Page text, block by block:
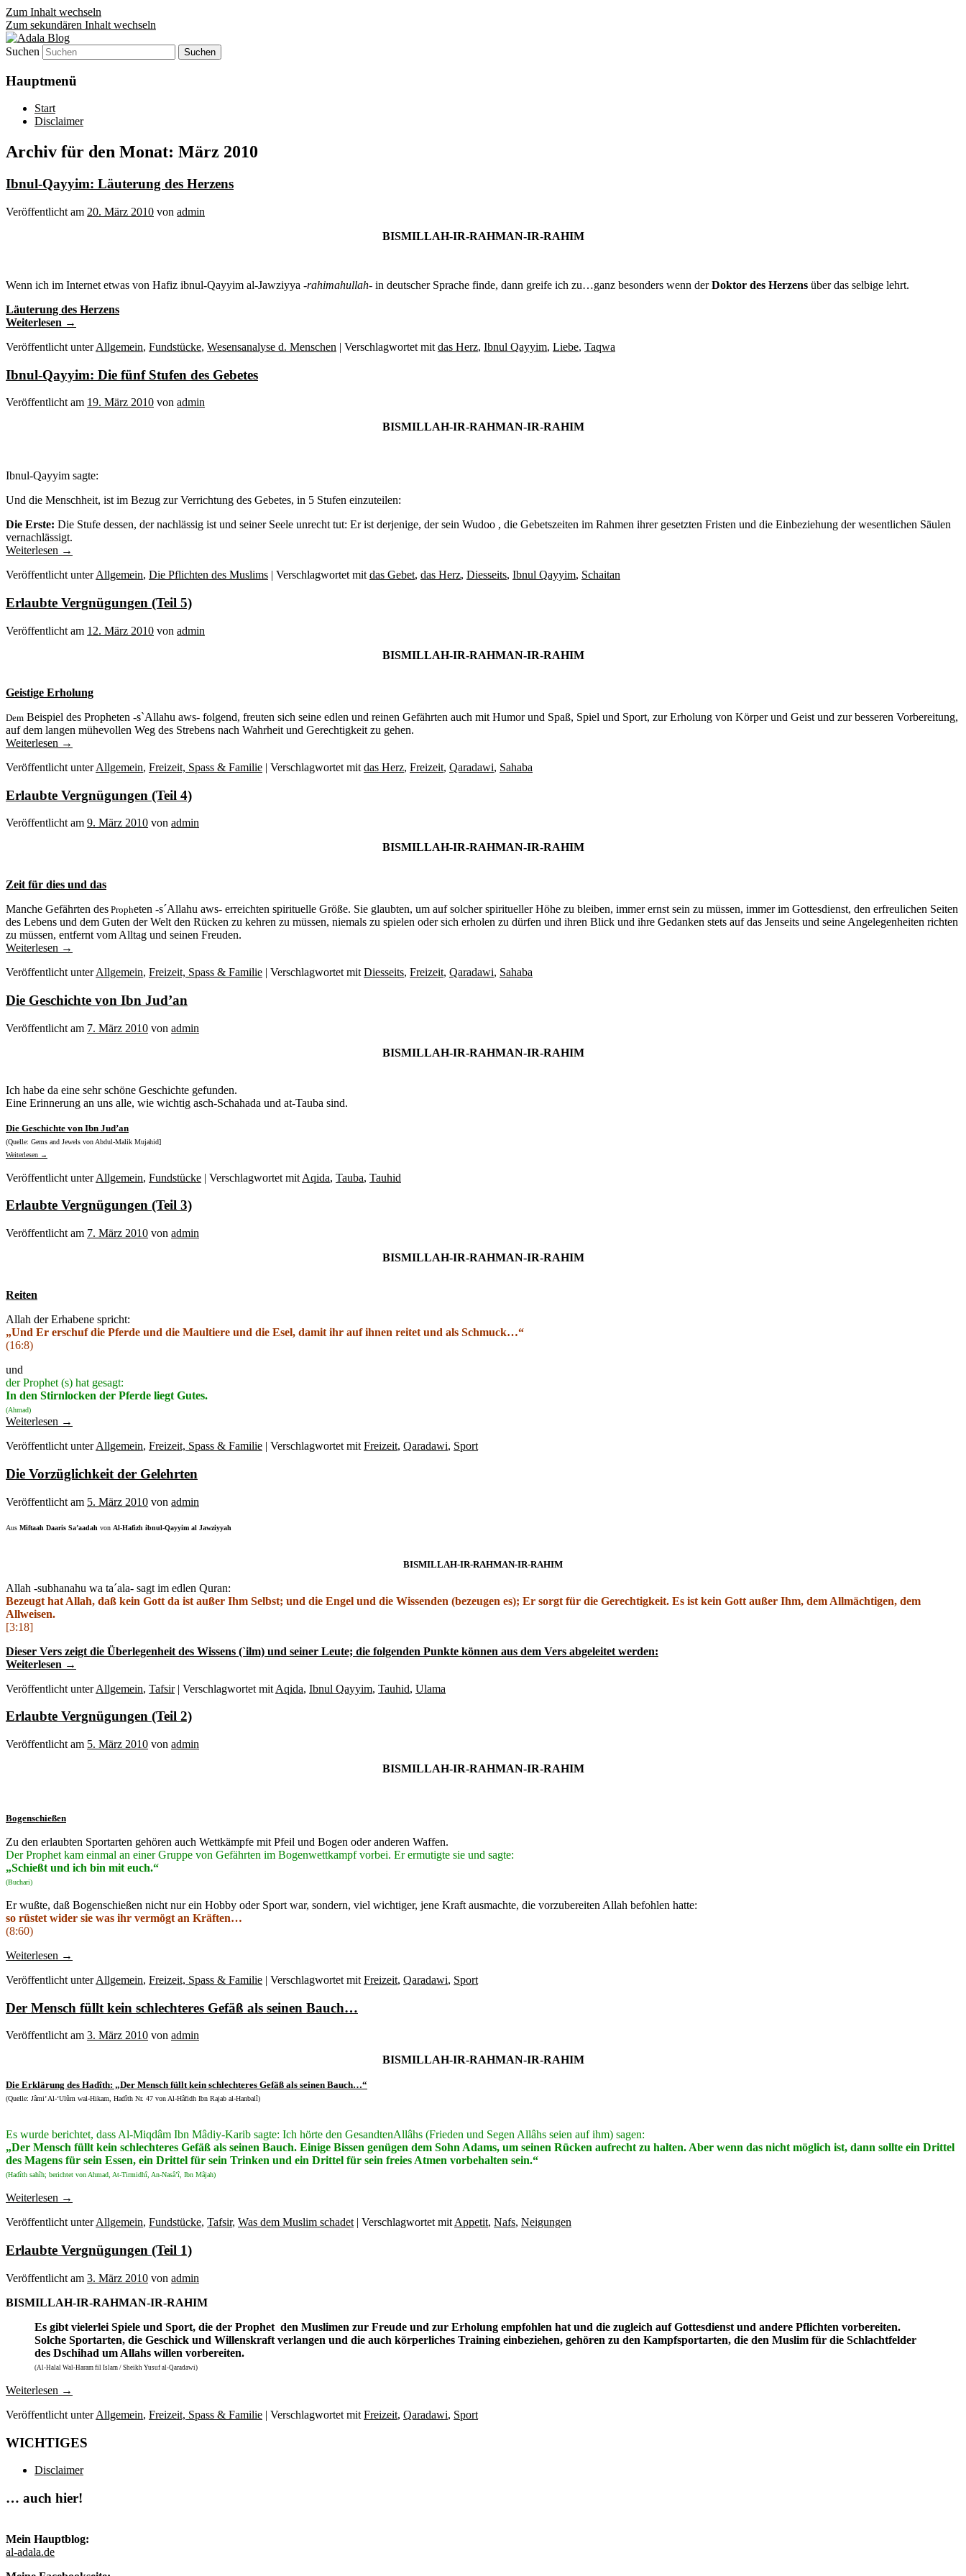
Zum Inhalt wechseln
Zum sekundären Inhalt wechseln
Adala Blog
Denn die Gerechtigkeit ist die Grundlage von allem!
Suchen
Hauptmenü
Start
Disclaimer
Archiv für den Monat: März 2010
Ibnul-Qayyim: Läuterung des Herzens
Veröffentlicht am 20. März 2010 von admin
BISMILLAH-IR-RAHMAN-IR-RAHIM
Wenn ich im Internet etwas von Hafiz ibnul-Qayyim al-Jawziyya -rahimahullah- in deutscher Sprache finde, dann greife ich zu…ganz besonders wenn derDoktor des Herzens über das selbige lehrt.
Läuterung des Herzens
Weiterlesen →
Veröffentlicht unter Allgemein, Fundstücke, Wesensanalyse d. Menschen | Verschlagwortet mit das Herz, Ibnul Qayyim, Liebe, Taqwa
Ibnul-Qayyim: Die fünf Stufen des Gebetes
Veröffentlicht am 19. März 2010 von admin
BISMILLAH-IR-RAHMAN-IR-RAHIM
Ibnul-Qayyim sagte:
Und die Menschheit, ist im Bezug zur Verrichtung des Gebetes, in 5 Stufen einzuteilen:
Die Erste: Die Stufe dessen, der nachlässig ist und seiner Seele unrecht tut: Er ist derjenige, der sein Wudoo , die Gebetszeiten im Rahmen ihrer gesetzten Fristen und die Einbeziehung der wesentlichen Säulen
vernachlässigt.
Weiterlesen →
Veröffentlicht unterAllgemein, Die Pflichten des Muslims | Verschlagwortet mit das Gebet, das Herz, Diesseits, Ibnul Qayyim, Schaitan
Erlaubte Vergnügungen (Teil 5)
Veröffentlicht am 12. März 2010 von admin
BISMILLAH-IR-RAHMAN-IR-RAHIM
Geistige Erholung
Dem Beispiel des Propheten -s`Allahu aws- folgend, freuten sich seine edlen und reinen Gefährten auch mit Humor und Spaß, Spiel und Sport, zur Erholung von Körper und Geist und zur besseren Vorbereitung,
auf dem langen mühevollen Weg des Strebens nach Wahrheit und Gerechtigkeit zu gehen.
Weiterlesen →
Veröffentlicht unter Allgemein, Freizeit, Spass & Familie | Verschlagwortet mit das Herz, Freizeit, Qaradawi, Sahaba
Erlaubte Vergnügungen (Teil 4)
Veröffentlicht am 9. März 2010 von admin
BISMILLAH-IR-RAHMAN-IR-RAHIM
Zeit für dies und das
Manche Gefährten des Propheten -s´Allahu aws- erreichten spirituelle Größe. Sie glaubten, um auf solcher spiritueller Höhe zu bleiben, immer ernst sein zu müssen, immer im Gottesdienst, den erfreulichen Seiten
des Lebens und dem Guten der Welt den Rücken zu kehren zu müssen, niemals zu spielen oder sich erholen zu dürfen und ihren Blick und ihre Gedanken stets auf das Jenseits und seine Angelegenheiten richten
zu müssen, entfernt vom Alltag und seinen Freuden.
Weiterlesen →
Veröffentlicht unter Allgemein, Freizeit, Spass & Familie | Verschlagwortet mit Diesseits, Freizeit, Qaradawi, Sahaba
Die Geschichte von Ibn Jud’an
Veröffentlicht am 7. März 2010 von admin
BISMILLAH-IR-RAHMAN-IR-RAHIM
Ich habe da eine sehr schöne Geschichte gefunden.
Eine Erinnerung an uns alle, wie wichtig asch-Schahada und at-Tauba sind.
Die Geschichte von Ibn Jud’an
(Quelle: Gems and Jewels von Abdul-Malik Mujahid]
Weiterlesen →
Veröffentlicht unter Allgemein, Fundstücke | Verschlagwortet mit Aqida, Tauba, Tauhid
Erlaubte Vergnügungen (Teil 3)
Veröffentlicht am 7. März 2010 von admin
BISMILLAH-IR-RAHMAN-IR-RAHIM
Reiten
Allah der Erhabene spricht:
„Und Er erschuf die Pferde und die Maultiere und die Esel, damit ihr auf ihnen reitet und als Schmuck…“
(16:8)
und
der Prophet (s) hat gesagt:
In den Stirnlocken der Pferde liegt Gutes.
(Ahmad)
Weiterlesen →
Veröffentlicht unter Allgemein, Freizeit, Spass & Familie | Verschlagwortet mit Freizeit, Qaradawi, Sport
Die Vorzüglichkeit der Gelehrten
Veröffentlicht am 5. März 2010 von admin
Aus Miftaah Daaris Sa’aadah von Al-Hafizh ibnul-Qayyim al Jawziyyah
BISMILLAH-IR-RAHMAN-IR-RAHIM
Allah -subhanahu wa ta´ala- sagt im edlen Quran:
Bezeugt hat Allah, daß kein Gott da ist außer Ihm Selbst; und die Engel und die Wissenden (bezeugen es); Er sorgt für die Gerechtigkeit. Es ist kein Gott außer Ihm, dem Allmächtigen, dem
Allweisen.
[3:18]
Dieser Vers zeigt die Überlegenheit des Wissens (`ilm) und seiner Leute; die folgenden Punkte können aus dem Vers abgeleitet werden:
Weiterlesen →
Veröffentlicht unter Allgemein, Tafsir | Verschlagwortet mit Aqida, Ibnul Qayyim, Tauhid, Ulama
Erlaubte Vergnügungen (Teil 2)
Veröffentlicht am 5. März 2010 von admin
BISMILLAH-IR-RAHMAN-IR-RAHIM
Bogenschießen
Zu den erlaubten Sportarten gehören auch Wettkämpfe mit Pfeil und Bogen oder anderen Waffen.
Der Prophet kam einmal an einer Gruppe von Gefährten im Bogenwettkampf vorbei. Er ermutigte sie und sagte:
„Schießt und ich bin mit euch.“
(Buchari)
Er wußte, daß Bogenschießen nicht nur ein Hobby oder Sport war, sondern, viel wichtiger, jene Kraft ausmachte, die vorzubereiten Allah befohlen hatte:
so rüstet wider sie was ihr vermögt an Kräften…
(8:60)
Weiterlesen →
Veröffentlicht unter Allgemein, Freizeit, Spass & Familie | Verschlagwortet mit Freizeit, Qaradawi, Sport
Der Mensch füllt kein schlechteres Gefäß als seinen Bauch…
Veröffentlicht am 3. März 2010 von admin
BISMILLAH-IR-RAHMAN-IR-RAHIM
Die Erklärung des Hadîth: „Der Mensch füllt kein schlechteres Gefäß als seinen Bauch…“
(Quelle: Jâmi’ Al-‘Ulûm wal-Hikam, Hadîth Nr. 47 von Al-Hâfidh Ibn Rajab al-Hanbalî)
Es wurde berichtet, dass Al-Miqdâm Ibn Mâdiy-Karib sagte: Ich hörte den GesandtenAllâhs (Frieden und Segen Allâhs seien auf ihm) sagen:
„Der Mensch füllt kein schlechteres Gefäß als seinen Bauch. Einige Bissen genügen dem Sohn Adams, um seinen Rücken aufrecht zu halten. Aber wenn das nicht möglich ist, dann sollte ein Drittel
des Magens für sein Essen, ein Drittel für sein Trinken und ein Drittel für sein freies Atmen vorbehalten sein.“
(Hadîth sahîh; berichtet von Ahmad, At-Tirmidhî, An-Nasâ’î, Ibn Mâjah)
Weiterlesen →
Veröffentlicht unterAllgemein, Fundstücke, Tafsir, Was dem Muslim schadet Verschlagwortet mitAppetit, Nafs, Neigungen
Erlaubte Vergnügungen (Teil 1)
Veröffentlicht am 3. März 2010 von admin
BISMILLAH-IR-RAHMAN-IR-RAHIM
Es gibt vielerlei Spiele und Sport, die der Prophet den Muslimen zur Freude und zur Erholung empfohlen hat und die zugleich auf Gottesdienst und andere Pflichten vorbereiten.
Solche Sportarten, die Geschick und Willenskraft verlangen und die auch körperliches Training einbeziehen, gehören zu den Kampfsportarten, die den Muslim für die Schlachtfelder
des Dschihad um Allahs willen vorbereiten.
(Al-Halal Wal-Haram fil Islam / Sheikh Yusuf al-Qaradawi)
Weiterlesen →
Veröffentlicht unter Allgemein, Freizeit, Spass & Familie | Verschlagwortet mit Freizeit, Qaradawi, Sport
WICHTIGES
Disclaimer
… auch hier!
Mein Hauptblog:
al-adala.de